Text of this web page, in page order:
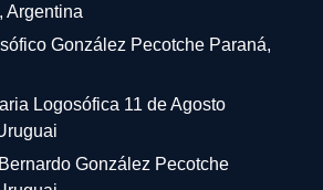
Argentina
González Pecotche Paraná,
Logosófica 11 de Agosto
González Pecotche